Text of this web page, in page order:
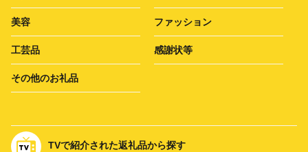
美容 ファッション
工芸品 感謝状等
その他のお礼品
TVで紹介された返礼品から探す